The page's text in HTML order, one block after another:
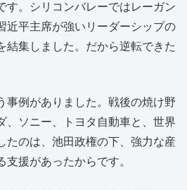
す。シリコンバレーではレーガン
近平主席が強いリーダーシップの
結集しました。だから逆転できた
事例がありました。戦後の焼け野
、ソニー、トヨタ自動車と、世界
たのは、池田政権の下、強力な産
援があったからです。